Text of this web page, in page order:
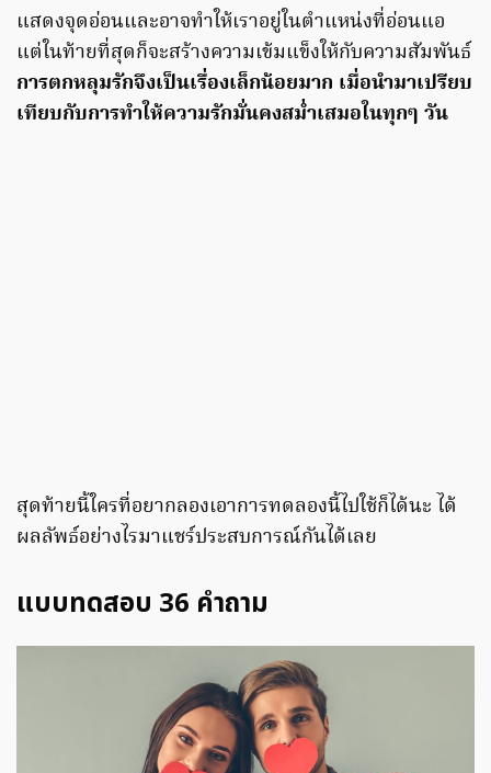
แสดงจุดอ่อนและอาจทำให้เราอยู่ในตำแหน่งที่อ่อนแอ
แต่ในท้ายที่สุดก็จะสร้างความเข้มแข็งให้กับความสัมพันธ์
การตกหลุมรักจึงเป็นเรื่องเล็กน้อยมาก เมื่อนำมาเปรียบ
เทียบกับการทำให้ความรักมั่นคงสม่ำเสมอในทุกๆ วัน
สุดท้ายนี้ใครที่อยากลองเอาการทดลองนี้ไปใช้ก็ได้นะ ได้
ผลลัพธ์อย่างไรมาแชร์ประสบการณ์กันได้เลย
แบบทดสอบ 36 คำถาม